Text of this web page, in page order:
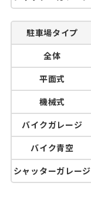
駐車場タイプ
全体
平面式
機械式
バイクガレージ
バイク青空
シャッターガレージ